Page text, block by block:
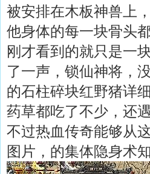
被安排在木板神兽上
他身体的每一块骨头
刚才看到的就只是一
了一声，锁仙神将，
的石柱碎块红野猪详
药草都吃了不少，还
不过热血传奇能够从
图片，的集体隐身术